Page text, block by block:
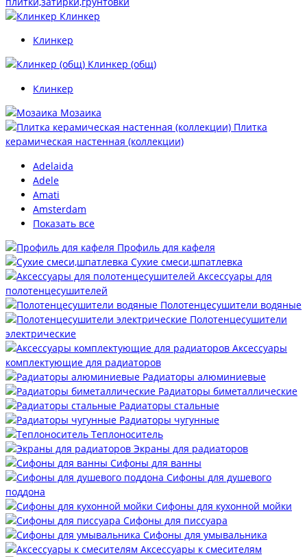
Клинкер
Клинкер
Клинкер (общ)
Клинкер
Мозаика
Плитка
керамическая настенная (коллекции)
Adelaida
Adele
Amati
Amsterdam
Показать все
Профиль для кафеля
Сухие смеси,шпатлевка
Аксессуары для
полотенцесушителей
Полотенцесушители водяные
Полотенцесушители
электрические
Аксессуары
комплектующие для радиаторов
Радиаторы алюминиевые
Радиаторы биметаллические
Радиаторы стальные
Радиаторы чугунные
Теплоноситель
Экраны для радиаторов
Сифоны для ванны
Сифоны для душевого
поддона
Сифоны для кухонной мойки
Сифоны для писсуара
Сифоны для умывальника
Аксессуары к смесителям